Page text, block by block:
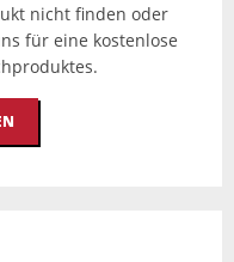
nicht finden oder
für eine kostenlose